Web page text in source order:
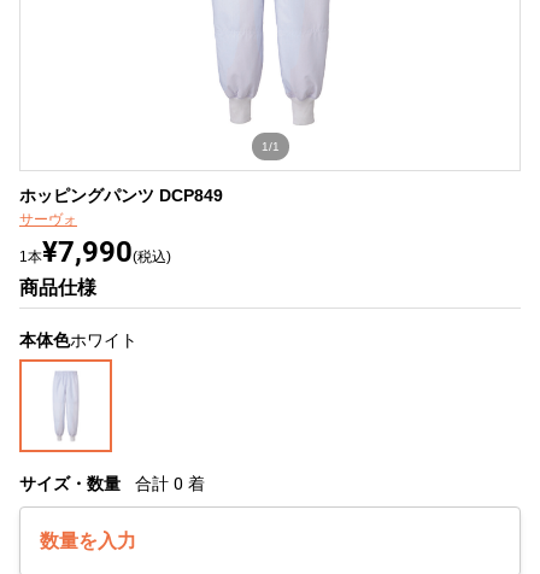
1/1
ホッピングパンツ DCP849
サーヴォ
1本¥7,990(税込)
商品仕様
本体色ホワイト
サイズ・数量 合計 0 着
数量を入力